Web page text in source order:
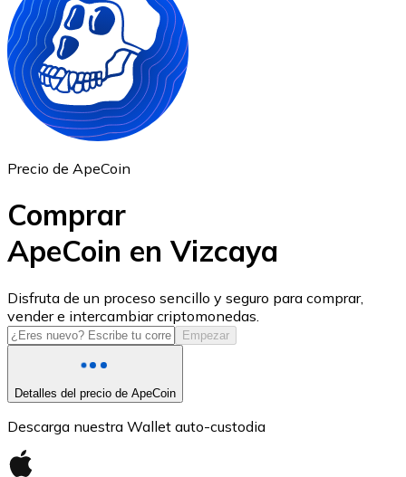
Ethereum
ETH
USD Coin
USDC
Precio de ApeCoin
Comprar
ApeCoin en Vizcaya
Disfruta de un proceso sencillo y seguro para comprar,
vender e intercambiar criptomonedas.
Empezar
Detalles del precio de ApeCoin
Descarga nuestra Wallet auto-custodia